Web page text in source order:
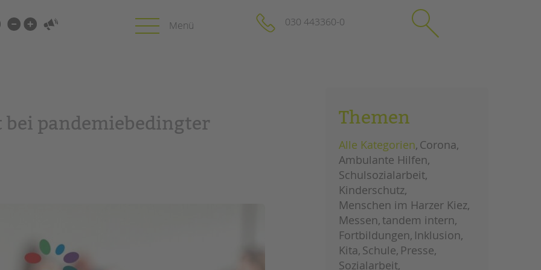
Impressum
Datenschutz
Hinweisgebersystem
Intranet
schließen
030 443360-0
Suchen
bei pandemiebedingter
Themen
Alle Kategorien Corona
Ambulante Hilfen
Schulsozialarbeit
Kinderschutz
Menschen im Harzer Kiez
Messen tandem intern
Fortbildungen Inklusion
Kita Schule Presse
Sozialarbeit